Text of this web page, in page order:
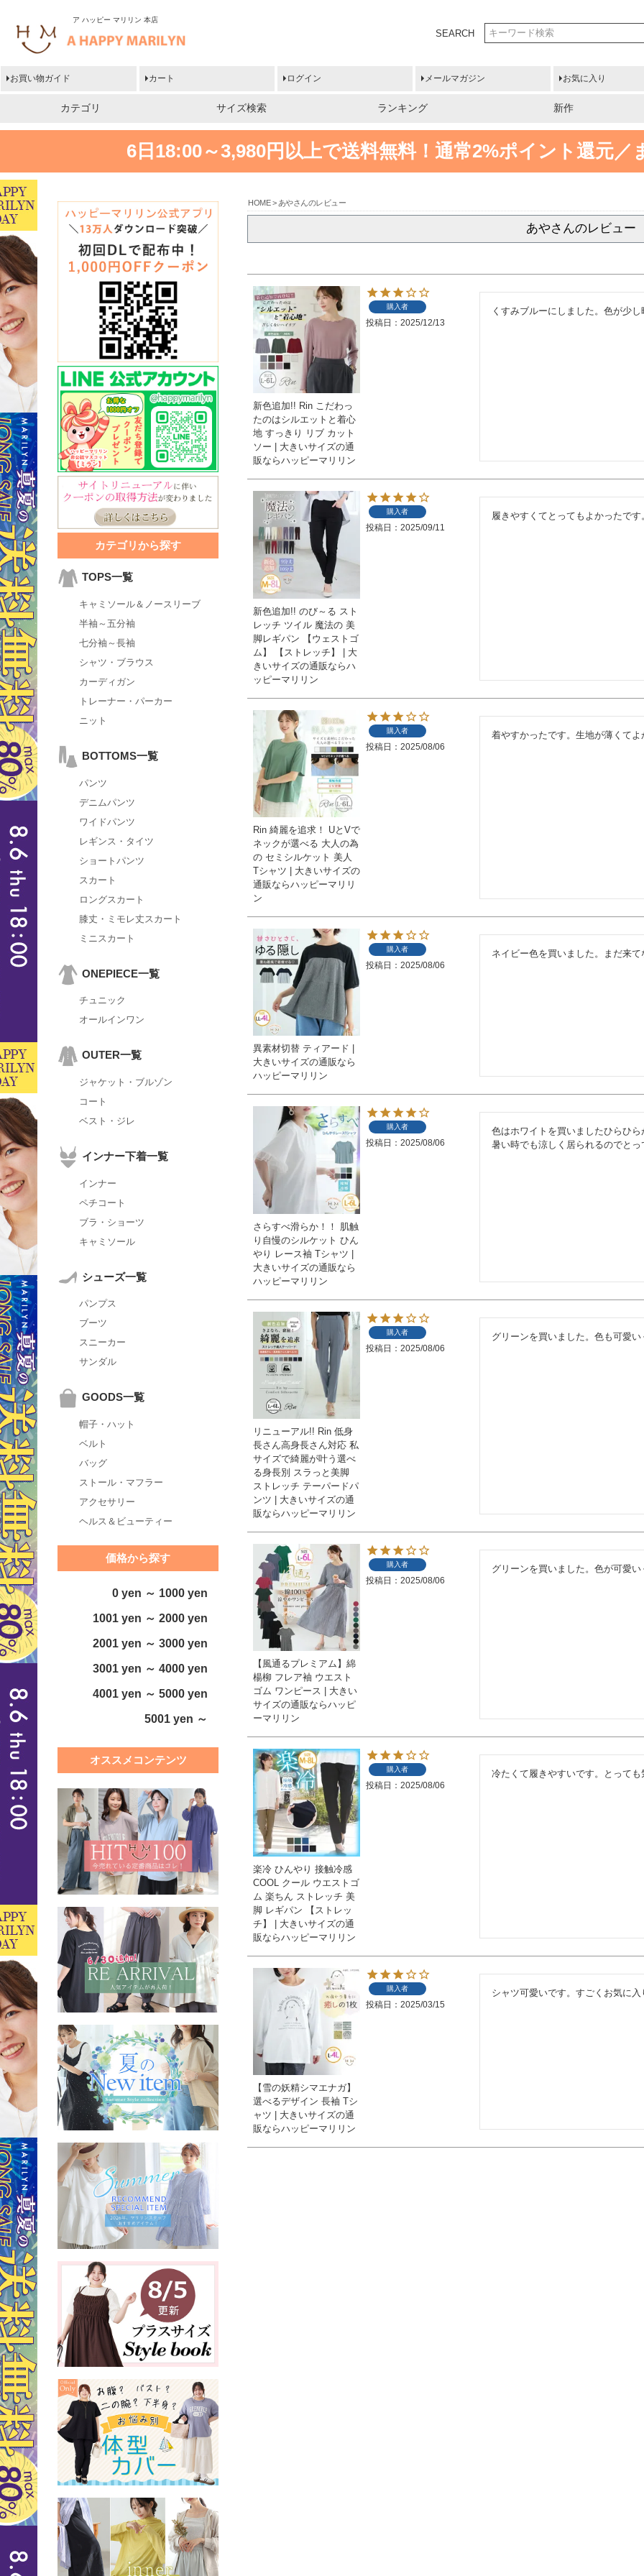
ア ハッピー マリリン 本店
SEARCH
お買い物ガイド カート ログイン メールマガジン お気に入り
カテゴリ サイズ検索 ランキング 新作
6日18:00～3,980円以上で送料無料！ 通常2%ポイント還元／
カテゴリから探す
TOPS一覧
キャミソール＆ノースリーブ
半袖～五分袖
七分袖～長袖
シャツ・ブラウス
カーディガン
トレーナー・パーカー
ニット
BOTTOMS一覧
パンツ
デニムパンツ
ワイドパンツ
レギンス・タイツ
ショートパンツ
スカート
ロングスカート
膝丈・ミモレ丈スカート
ミニスカート
ONEPIECE一覧
チュニック
オールインワン
OUTER一覧
ジャケット・ブルゾン
コート
ベスト・ジレ
インナー下着一覧
インナー
ペチコート
ブラ・ショーツ
キャミソール
シューズ一覧
パンプス
ブーツ
スニーカー
サンダル
GOODS一覧
帽子・ハット
ベルト
バッグ
ストール・マフラー
アクセサリー
ヘルス＆ビューティー
価格から探す
0 yen ～ 1000 yen
1001 yen ～ 2000 yen
2001 yen ～ 3000 yen
3001 yen ～ 4000 yen
4001 yen ～ 5000 yen
5001 yen ～
オススメコンテンツ
HOME あやさんのレビュー
あやさんのレビュー
新色追加!! Rin こだわっ
たのはシルエットと着心
地 すっきり リブ カット
ソー | 大きいサイズの通
販ならハッピーマリリン
購入者
投稿日 2025/12/13
くすみブルーにしました。色が少
新色追加!! のび～る スト
レッチ ツイル 魔法の 美
脚レギパン 【ウェストゴ
ム】 【ストレッチ】 | 大
きいサイズの通販ならハ
ッピーマリリン
購入者
投稿日 2025/09/11
履きやすくてとってもよかったです
Rin 綺麗を追求！ UとVで
ネックが選べる 大人の為
の セミシルケット 美人
Tシャツ | 大きいサイズの
通販ならハッピーマリリ
ン
購入者
投稿日 2025/08/06
着やすかったです。生地が薄くてよ
異素材切替 ティアード |
大きいサイズの通販なら
ハッピーマリリン
購入者
投稿日 2025/08/06
ネイビー色を買いました。まだ来て
さらすべ滑らか！！ 肌触
り自慢のシルケット ひん
やり レース袖 Tシャツ |
大きいサイズの通販なら
ハッピーマリリン
購入者
投稿日 2025/08/06
色はホワイトを買いましたひらひら
暑い時でも涼しく居られるのでとっ
リニューアル!! Rin 低身
長さん高身長さん対応 私
サイズで綺麗が叶う選べ
る身長別 スラっと美脚
ストレッチ テーパードパ
ンツ | 大きいサイズの通
販ならハッピーマリリン
購入者
投稿日 2025/08/06
グリーンを買いました。色も可愛い
【風通るプレミアム】綿
楊柳 フレア袖 ウエスト
ゴム ワンピース | 大きい
サイズの通販ならハッピ
ーマリリン
購入者
投稿日 2025/08/06
グリーンを買いました。色が可愛い
楽冷 ひんやり 接触冷感
COOL クール ウエストゴ
ム 楽ちん ストレッチ 美
脚 レギパン 【ストレッ
チ】 | 大きいサイズの通
販ならハッピーマリリン
購入者
投稿日 2025/08/06
冷たくて履きやすいです。とっても
【雪の妖精シマエナガ】
選べるデザイン 長袖 Tシ
ャツ | 大きいサイズの通
販ならハッピーマリリン
購入者
投稿日 2025/03/15
シャツ可愛いです。すごくお気に入